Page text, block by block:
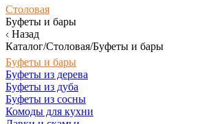
Столовая
Буфеты и бары
Назад
Каталог/Столовая/Буфеты и бары
Буфеты и бары
Буфеты из дерева
Буфеты из дуба
Буфеты из сосны
Комоды для кухни